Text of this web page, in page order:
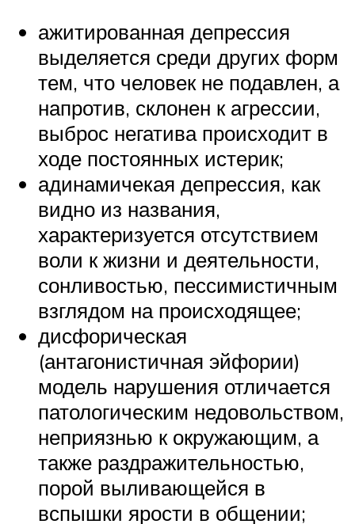
ажитированная депрессия
выделяется среди других форм
тем, что человек не подавлен, а
напротив, склонен к агрессии,
выброс негатива происходит в
ходе постоянных истерик;
адинамичекая депрессия, как
видно из названия,
характеризуется отсутствием
воли к жизни и деятельности,
сонливостью, пессимистичным
взглядом на происходящее;
дисфорическая
(антагонистичная эйфории)
модель нарушения отличается
патологическим недовольством,
неприязнью к окружающим, а
также раздражительностью,
порой выливающейся в
вспышки ярости в общении;